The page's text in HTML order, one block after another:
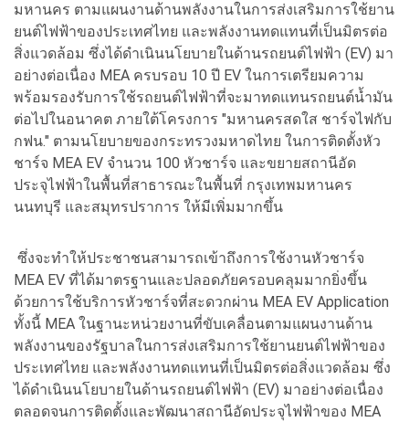
มหานคร ตามแผนงานด้านพลังงานในการส่งเสริมการใช้ยาน
ยนต์ไฟฟ้าของประเทศไทย และพลังงานทดแทนที่เป็นมิตรต่อ
สิ่งแวดล้อม ซึ่งได้ดำเนินนโยบายในด้านรถยนต์ไฟฟ้า (EV) มา
อย่างต่อเนื่อง MEA ครบรอบ 10 ปี EV ในการเตรียมความ
พร้อมรองรับการใช้รถยนต์ไฟฟ้าที่จะมาทดแทนรถยนต์น้ำมัน
ต่อไปในอนาคต ภายใต้โครงการ "มหานครสดใส ชาร์จไฟกับ
กฟน." ตามนโยบายของกระทรวงมหาดไทย ในการติดตั้งหัว
ชาร์จ MEA EV จำนวน 100 หัวชาร์จ และขยายสถานีอัด
ประจุไฟฟ้าในพื้นที่สาธารณะในพื้นที่ กรุงเทพมหานคร
นนทบุรี และสมุทรปราการ ให้มีเพิ่มมากขึ้น
ซึ่งจะทำให้ประชาชนสามารถเข้าถึงการใช้งานหัวชาร์จ
MEA EV ที่ได้มาตรฐานและปลอดภัยครอบคลุมมากยิ่งขึ้น
ด้วยการใช้บริการหัวชาร์จที่สะดวกผ่าน MEA EV Application
ทั้งนี้ MEA ในฐานะหน่วยงานที่ขับเคลื่อนตามแผนงานด้าน
พลังงานของรัฐบาลในการส่งเสริมการใช้ยานยนต์ไฟฟ้าของ
ประเทศไทย และพลังงานทดแทนที่เป็นมิตรต่อสิ่งแวดล้อม ซึ่ง
ได้ดำเนินนโยบายในด้านรถยนต์ไฟฟ้า (EV) มาอย่างต่อเนื่อง
ตลอดจนการติดตั้งและพัฒนาสถานีอัดประจุไฟฟ้าของ MEA